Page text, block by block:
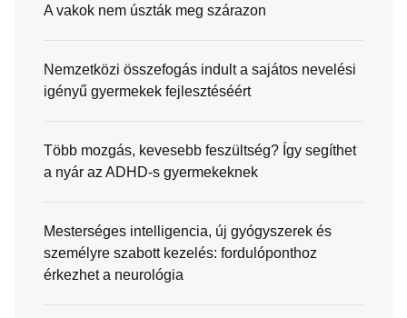
A vakok nem úszták meg szárazon
Nemzetközi összefogás indult a sajátos nevelési
igényű gyermekek fejlesztéséért
Több mozgás, kevesebb feszültség? Így segíthet
a nyár az ADHD-s gyermekeknek
Mesterséges intelligencia, új gyógyszerek és
személyre szabott kezelés: fordulóponthoz
érkezhet a neurológia